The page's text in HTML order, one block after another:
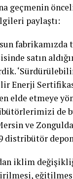
geçmenin
paylaştı:
satın
Enerji
elde etmeye
de
ve
distribütör
iklim